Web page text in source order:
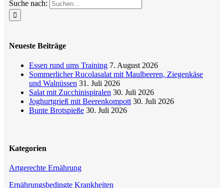
Suche nach:
Neueste Beiträge
Essen rund ums Training 7. August 2026
Sommerlicher Rucolasalat mit Maulbeeren, Ziegenkäse
und Walnüssen 31. Juli 2026
Salat mit Zucchinispiralen 30. Juli 2026
Joghurtgrieß mit Beerenkompott 30. Juli 2026
Bunte Brotspieße 30. Juli 2026
Kategorien
Artgerechte Ernährung
Ernährungsbedingte Krankheiten